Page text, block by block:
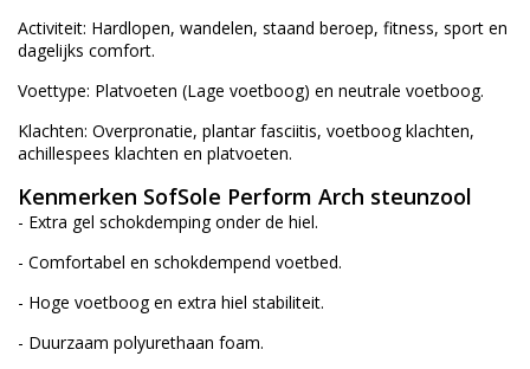
Activiteit: Hardlopen, wandelen, staand beroep, fitness, sport en
dagelijks comfort.
Voettype: Platvoeten (Lage voetboog) en neutrale voetboog.
Klachten: Overpronatie, plantar fasciitis, voetboog klachten,
achillespees klachten en platvoeten.
Kenmerken SofSole Perform Arch steunzool
- Extra gel schokdemping onder de hiel.
- Comfortabel en schokdempend voetbed.
- Hoge voetboog en extra hiel stabiliteit.
- Duurzaam polyurethaan foam.